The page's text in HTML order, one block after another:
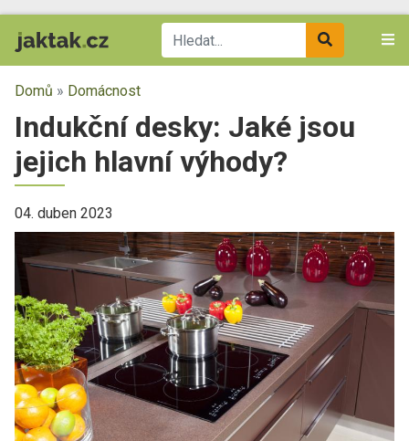
Domů » Domácnost
Indukční desky: Jaké jsou
jejich hlavní výhody?
04. duben 2023